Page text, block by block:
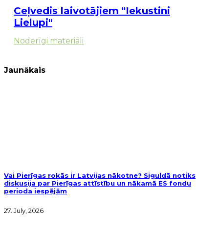
Ceļvedis laivotājiem "Iekustini
Lielupi"
Noderīgi materiāli
Jaunākais
Vai Pierīgas rokās ir Latvijas nākotne? Siguldā notiks
diskusija par Pierīgas attīstību un nākamā ES fondu
perioda iespējām
27. July, 2026